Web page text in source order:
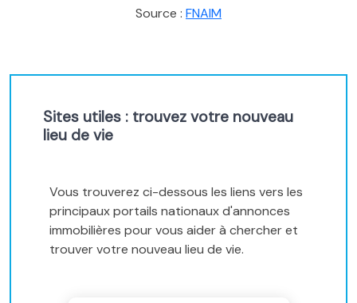
Source : FNAIM
Sites utiles : trouvez votre nouveau
lieu de vie
Vous trouverez ci-dessous les liens vers les
principaux portails nationaux d'annonces
immobilières pour vous aider à chercher et
trouver votre nouveau lieu de vie.